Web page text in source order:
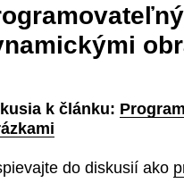
k článku:
do diskusií ako